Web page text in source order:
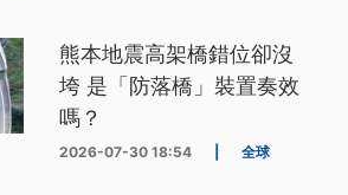
熊本地震高架橋錯位卻沒
垮 是「防落橋」裝置奏效
嗎？
2026-07-30 18:54 全球